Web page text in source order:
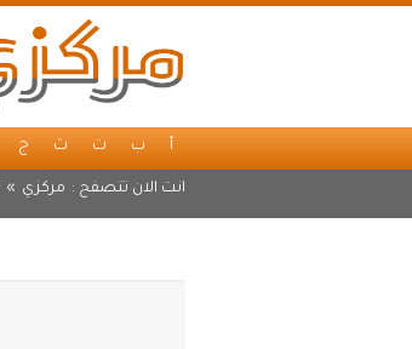
أ ب ت ث ج
انت الان تتصفح : مركزي »